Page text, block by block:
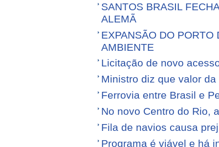
SANTOS BRASIL
ALEMÃ
EXPANSÃO DO PORTO
AMBIENTE
Licitação de novo
Ministro diz que valor
Ferrovia entre Brasil e
No novo Centro do Rio,
Fila de navios causa
Programa é viável e há